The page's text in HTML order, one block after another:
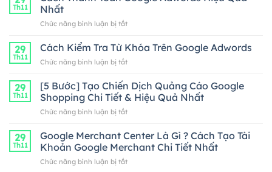
ngắn
Th11
Nhất
Chức năng bình luận bị tắtở
Thanh
Hiệu
Quả
29
Th11
Cách Kiểm Tra Từ Khóa Trên Google Adwords
Chức năng bình luận bị tắtở
Kiểm
Tra
Từ
Khóa
Google
Adwords
29
Th11
[5 Bước] Tạo Chiến Dịch Quảng Cáo Google
Shopping Chi Tiết & Hiệu Quả Nhất
Chức năng bình luận bị tắtở
Bước]
Tạo
Chiến
Dịch
29
Th11
Google Merchant Center Là Gì ? Cách Tạo Tài
Khoản Google Merchant Chi Tiết Nhất
Chức năng bình luận bị tắtở